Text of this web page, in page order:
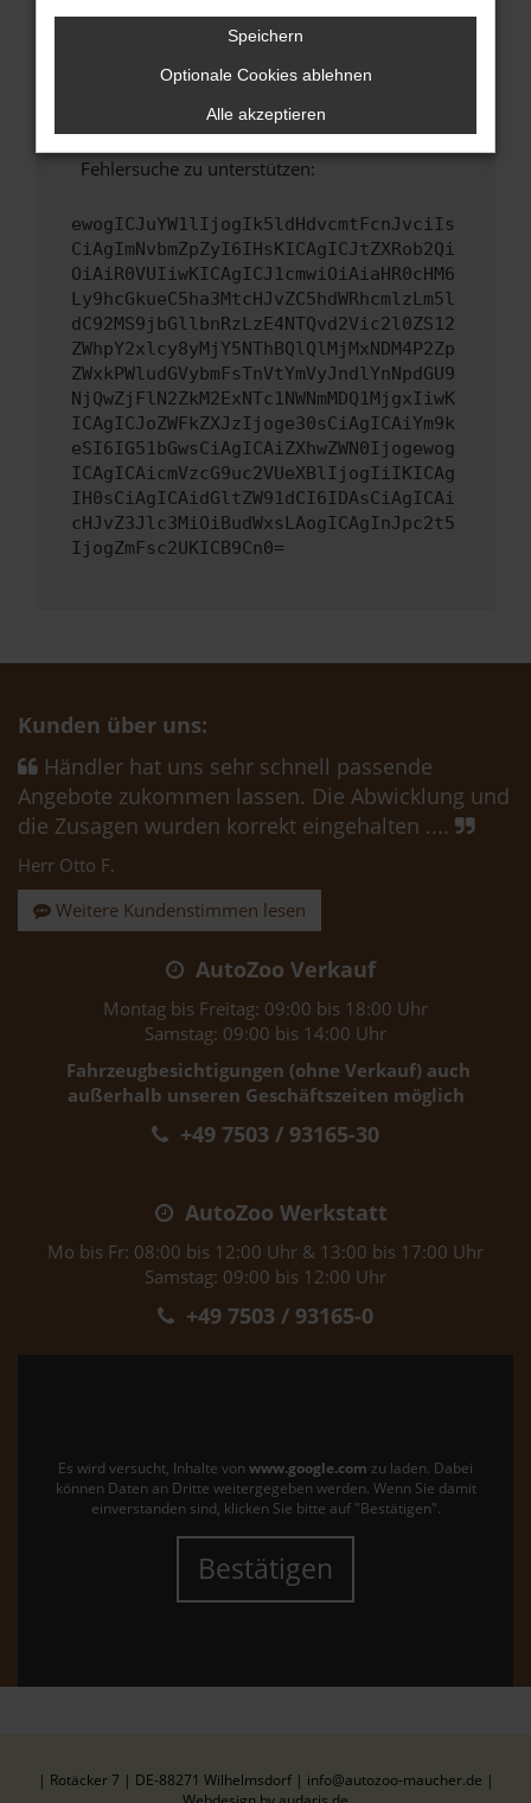
Wende dich an den Webseitenbetreiber.
Wenn du alle oben genannten Schritte versucht
hast, kontaktiere uns bitte. Wir werden
versuchen, das Problem zu beheben. Du kannst
uns diesen Text schicken, um uns bei der
Fehlersuche zu unterstützen:
ewogICJuYW1lIjogIk5ldHdvcmtFcnJvciIs
CiAgImNvbmZpZyI6IHsKICAgICJtZXRob2Qi
OiAiR0VUIiwKICAgICJ1cmwiOiAiaHR0cHM6
Ly9hcGkueC5ha3MtcHJvZC5hdWRhcmlzLm5l
dC92MS9jbGllbnRzLzE4NTQvd2Vic2l0ZS12
ZWhpY2xlcy8yMjY5NThBQlQlMjMxNDM4P2Zp
ZWxkPWludGVybmFsTnVtYmVyJndlYnNpdGU9
NjQwZjFlN2ZkM2ExNTc1NWNmMDQ1MjgxIiwK
ICAgICJoZWFkZXJzIjoge30sCiAgICAiYm9k
eSI6IG51bGwsCiAgICAiZXhwZWN0Ijogewog
ICAgICAicmVzcG9uc2VUeXBlIjogIiIKICAg
IH0sCiAgICAidGltZW91dCI6IDAsCiAgICAi
cHJvZ3Jlc3MiOiBudWxsLAogICAgInJpc2t5
IjogZmFsc2UKICB9Cn0=
Kunden über uns:
Händler hat uns sehr schnell passende
Angebote zukommen lassen. Die Abwicklung und
die Zusagen wurden korrekt eingehalten ....
Herr Otto F.
Weitere Kundenstimmen lesen
AutoZoo Verkauf
Montag bis Freitag: 09:00 bis 18:00 Uhr
Samstag: 09:00 bis 14:00 Uhr
Fahrzeugbesichtigungen (ohne Verkauf) auch
außerhalb unseren Geschäftszeiten möglich
+49 7503 / 93165-30
AutoZoo Werkstatt
Mo bis Fr: 08:00 bis 12:00 Uhr & 13:00 bis 17:00 Uhr
Samstag: 09:00 bis 12:00 Uhr
+49 7503 / 93165-0
Es wird versucht, Inhalte von www.google.com zu laden. Dabei
können Daten an Dritte weitergegeben werden. Wenn Sie damit
einverstanden sind, klicken Sie bitte auf "Bestätigen".
Bestätigen
| Rotäcker 7 | DE-88271 Wilhelmsdorf | info@autozoo-maucher.de |
Speichern
Optionale Cookies ablehnen
Alle akzeptieren